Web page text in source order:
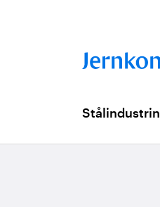
Stålindustrin